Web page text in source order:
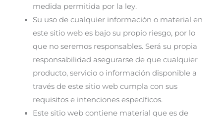
medida permitida por la ley.
Su uso de cualquier información o material en
este sitio web es bajo su propio riesgo, por lo
que no seremos responsables. Será su propia
responsabilidad asegurarse de que cualquier
producto, servicio o información disponible a
través de este sitio web cumpla con sus
requisitos e intenciones específicos.
Este sitio web contiene material que es de